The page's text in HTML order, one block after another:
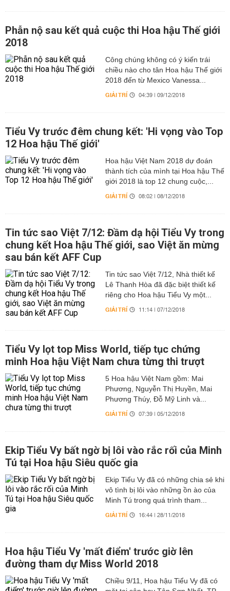
Phẫn nộ sau kết quả cuộc thi Hoa hậu Thế giới
2018
Công chúng không có ý kiến trái
chiều nào cho tân Hoa hậu Thế giới
2018 đến từ Mexico Vanessa...
GIẢI TRÍ 04:39 | 09/12/2018
Tiểu Vy trước đêm chung kết: 'Hi vọng vào Top
12 Hoa hậu Thế giới'
Hoa hậu Việt Nam 2018 dự đoán
thành tích của mình tại Hoa hậu Thế
giới 2018 là top 12 chung cuộc,...
GIẢI TRÍ 08:02 | 08/12/2018
Tin tức sao Việt 7/12: Đầm dạ hội Tiểu Vy trong
chung kết Hoa hậu Thế giới, sao Việt ăn mừng
sau bán kết AFF Cup
Tin tức sao Việt 7/12, Nhà thiết kế
Lê Thanh Hòa đã đặc biệt thiết kế
riêng cho Hoa hậu Tiểu Vy một...
GIẢI TRÍ 11:14 | 07/12/2018
Tiểu Vy lọt top Miss World, tiếp tục chứng
minh Hoa hậu Việt Nam chưa từng thi trượt
5 Hoa hậu Việt Nam gồm: Mai
Phương, Nguyễn Thị Huyền, Mai
Phương Thúy, Đỗ Mỹ Linh và...
GIẢI TRÍ 07:39 | 05/12/2018
Ekip Tiểu Vy bất ngờ bị lôi vào rắc rối của Minh
Tú tại Hoa hậu Siêu quốc gia
Ekip Tiểu Vy đã có những chia sẻ khi
vô tình bị lôi vào những ồn ào của
Minh Tú trong quá trình tham...
GIẢI TRÍ 16:44 | 28/11/2018
Hoa hậu Tiểu Vy 'mất điểm' trước giờ lên
đường tham dự Miss World 2018
Chiều 9/11, Hoa hậu Tiểu Vy đã có